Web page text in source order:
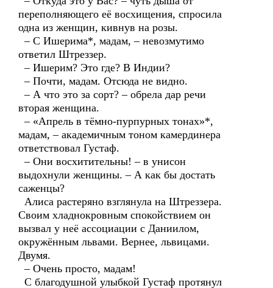
переполняющего её восхищения, спросила
одна из женщин, кивнув на розы.
– С Ишерима*, мадам, – невозмутимо
ответил Штреззер.
– Ишерим? Это где? В Индии?
– Почти, мадам. Отсюда не видно.
– А что это за сорт? – обрела дар речи
вторая женщина.
– «Апрель в тёмно-пурпурных тонах»*,
мадам, – академичным тоном камердинера
ответствовал Густаф.
– Они восхитительны! – в унисон
выдохнули женщины. – А как бы достать
саженцы?
Алиса растеряно взглянула на Штреззера.
Своим хладнокровным спокойствием он
вызвал у неё ассоциации с Даниилом,
окружённым львами. Вернее, львицами.
Двумя.
– Очень просто, мадам!
С благодушной улыбкой Густаф протянул